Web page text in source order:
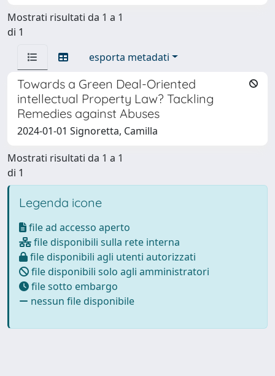
Mostrati risultati da 1 a 1
di 1
esporta metadati
Towards a Green Deal-Oriented
intellectual Property Law? Tackling
Remedies against Abuses
2024-01-01 Signoretta, Camilla
Mostrati risultati da 1 a 1
di 1
Legenda icone
file ad accesso aperto
file disponibili sulla rete interna
file disponibili agli utenti autorizzati
file disponibili solo agli amministratori
file sotto embargo
nessun file disponibile